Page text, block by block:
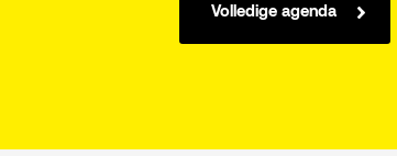
Volledige agenda